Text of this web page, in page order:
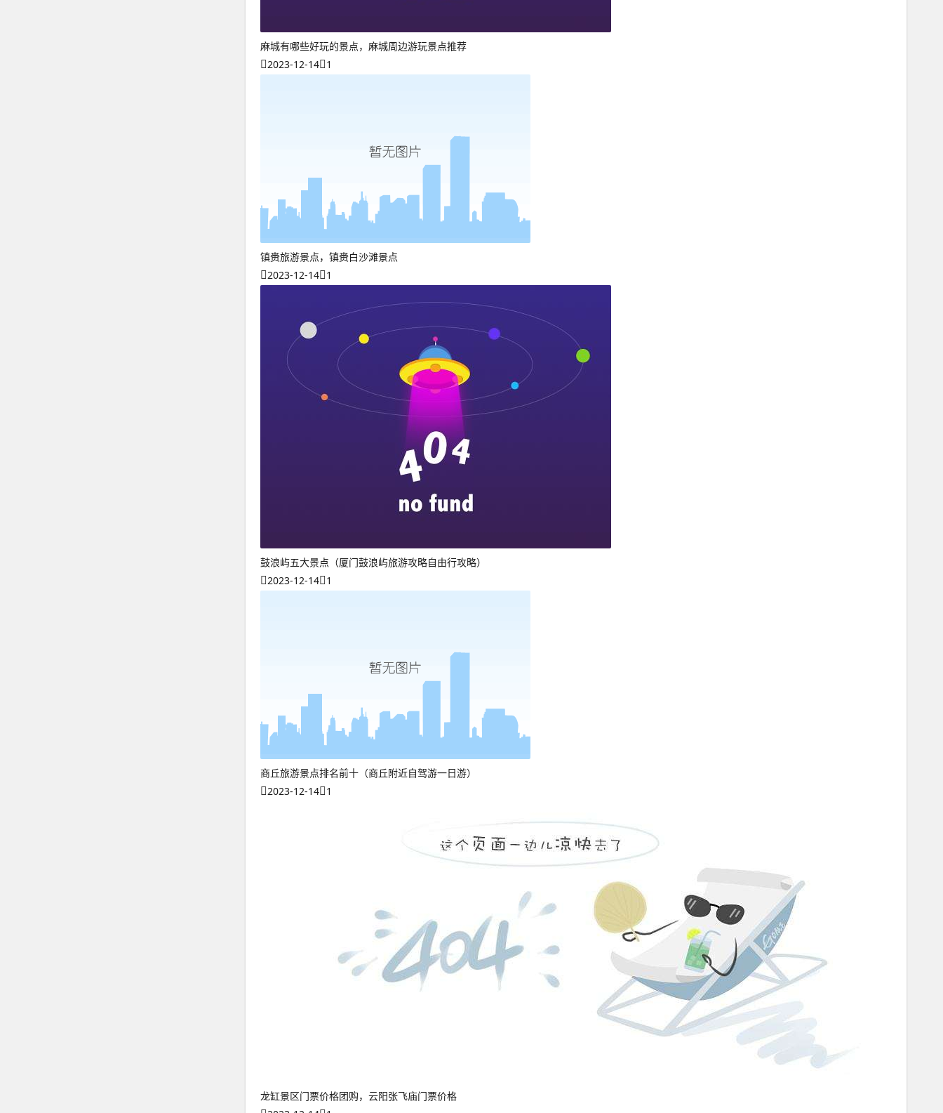
麻城有哪些好玩的景点，麻城周边游玩景点推荐
2023-12-14 1
镇赉旅游景点，镇赉白沙滩景点
2023-12-14 1
鼓浪屿五大景点（厦门鼓浪屿旅游攻略自由行攻略）
2023-12-14 1
商丘旅游景点排名前十（商丘附近自驾游一日游）
2023-12-14 1
龙缸景区门票价格团购，云阳张飞庙门票价格